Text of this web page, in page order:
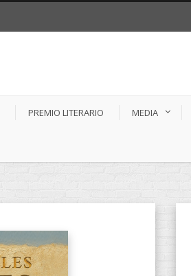
PREMIO LITERARIO MEDIA